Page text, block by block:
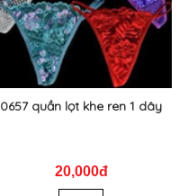
0657 quần lọt khe ren 1 dây
20,000đ